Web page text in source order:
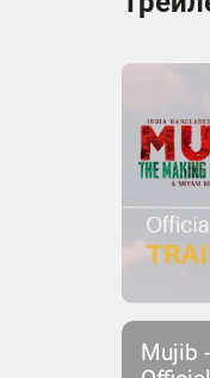
Mujib